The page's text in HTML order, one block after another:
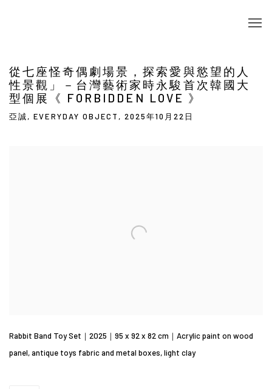
從七座怪奇偶劇場景，探索愛與慾望的人
性景觀」－台灣藝術家時永駿首次韓國大
型個展《 FORBIDDEN LOVE 》
亞誠, EVERYDAY OBJECT, 2025年10月22日
Rabbit Band Toy Set｜2025｜95 x 92 x 82 cm｜Acrylic paint on wood
panel, antique toys fabric and metal boxes, light clay